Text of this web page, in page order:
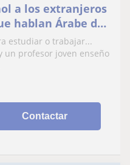
a los extranjeros
hablan Árabe de
estudiar o trabajar...
un profesor joven enseño
Contactar